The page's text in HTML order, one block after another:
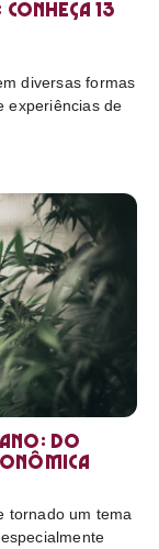
13
diversas formas
experiências de
do
tornado um tema